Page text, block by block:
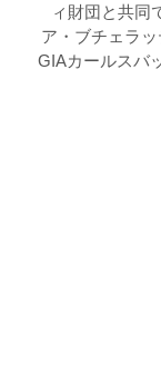
ィ財団と共同
ア・ブチェラ
GIAカールスバ